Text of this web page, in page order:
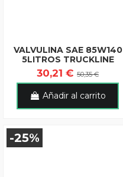
VALVULINA SAE 85W140
5LITROS TRUCKLINE
30,21 € 50,35 €
Añadir al carrito
-25%